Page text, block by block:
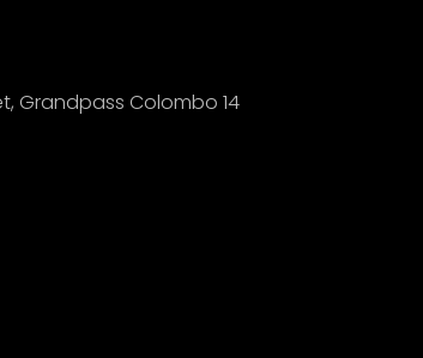
Grandpass Colombo 14